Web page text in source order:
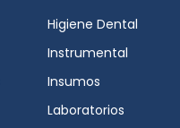
Higiene Dental
Instrumental
Insumos
Laboratorios